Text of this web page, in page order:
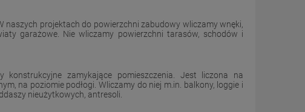
projektach do powierzchni zabudowy wliczamy wnęki,
garażowe. Nie wliczamy powierzchni tarasów, schodów i
zamykające pomieszczenia. Jest liczona na
na poziomie podłogi. Wliczamy do niej m.in. balkony, loggie i
nieużytkowych, antresoli.